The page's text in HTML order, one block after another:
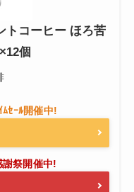
トコーヒー ほろ苦
個